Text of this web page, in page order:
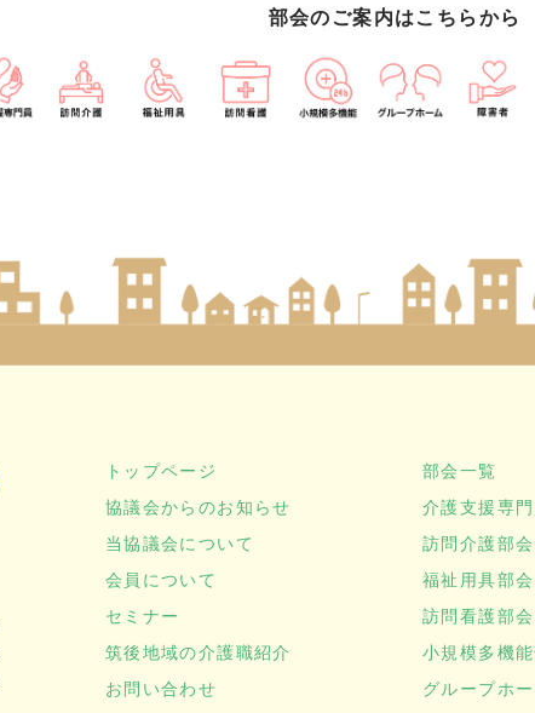
部会のご案内はこちらから
トップページ
協議会からのお知らせ
当協議会について
会員について
セミナー
筑後地域の介護職紹介
お問い合わせ
部会一覧
介護支援専
訪問介護部会
福祉用具部会
訪問看護部会
小規模多機
グループホ